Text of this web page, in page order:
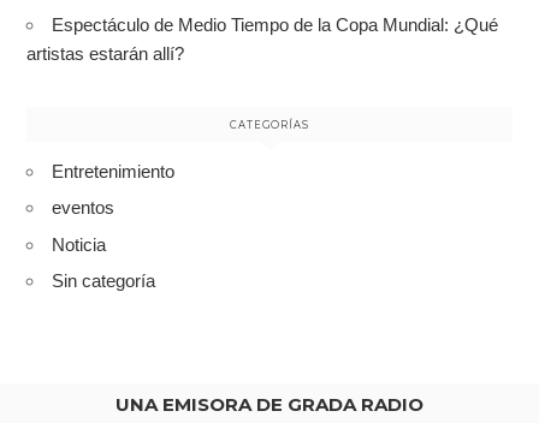
Espectáculo de Medio Tiempo de la Copa Mundial: ¿Qué
artistas estarán allí?
CATEGORÍAS
Entretenimiento
eventos
Noticia
Sin categoría
UNA EMISORA DE GRADA RADIO